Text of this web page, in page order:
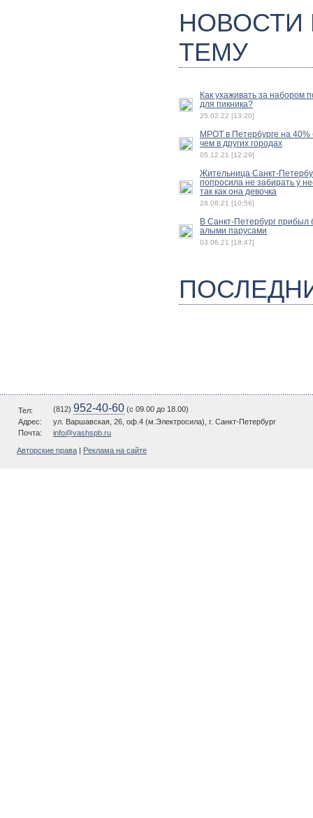
ТЕМУ
Как ухаживать за набором
для пикника?
25.02.22 [13:20]
МРОТ в Петербурге на 40%
чем в других городах
05.12.21 [12:29]
Жительница Санкт-
попросила не забирать у
так как она девочка
28.08.21 [10:56]
В Санкт-Петербург прибыл
алыми парусами
03.06.21 [18:47]
Тел: (812) 952-40-60 (c 09.00 до 18.00)
Адрес:
ул. Варшавская, 26, оф.4 (м.Электросила), г. Санкт-Петербург
Почта:
info@vashspb.ru
Авторские права Реклама на сайте